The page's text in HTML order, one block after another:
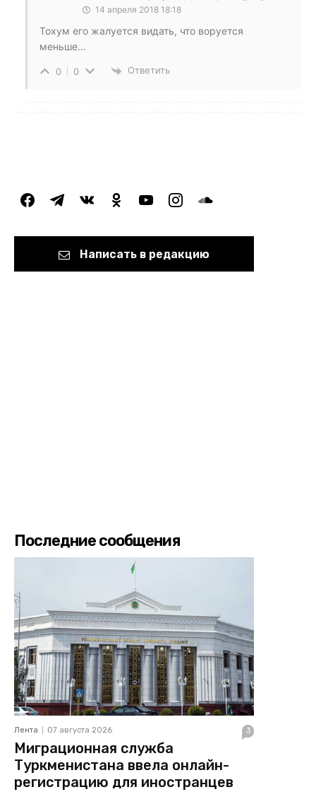
14 апреля 2018 18:18
Тохум его жалуется видать, что воруется
меньше…
0 0 Ответить
facebooktelegramvkontakteodnoklassniki
youtubeinstagramsoundcloud
Написать в редакцию
Последние сообщения
Лента 07 августа 2026 3
Миграционная служба
Туркменистана ввела онлайн-
регистрацию для иностранцев